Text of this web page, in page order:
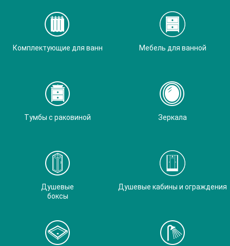
Комплектующие для ванн Мебель для ванной
Тумбы с раковиной Зеркала
Душевые
боксы
Душевые кабины и ограждения